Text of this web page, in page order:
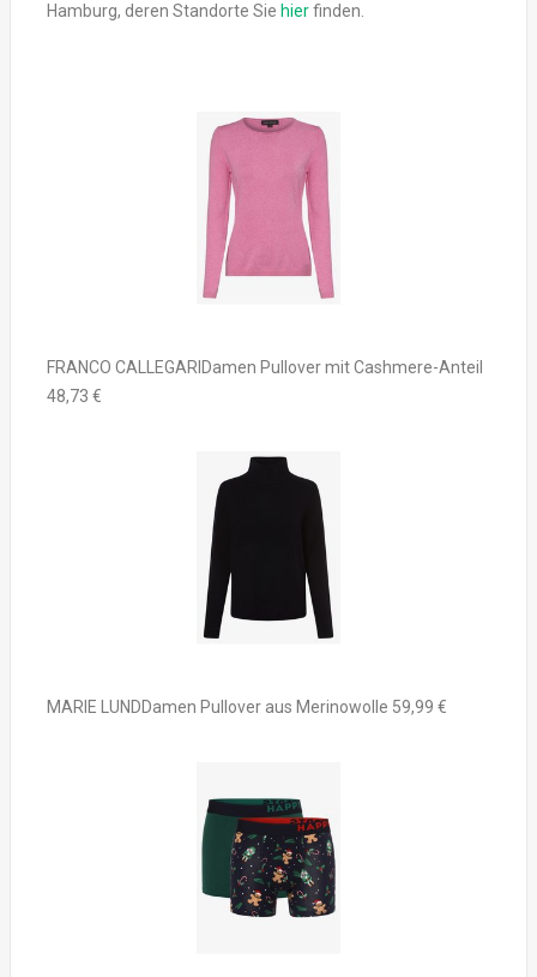
Hamburg, deren Standorte Sie hierfinden.
FRANCO CALLEGARIDamen Pullover mit Cashmere-Anteil
48,73 €
MARIE LUNDDamen Pullover aus Merinowolle 59,99 €